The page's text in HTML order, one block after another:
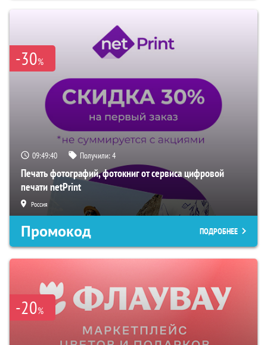
-30%
09:49:39 Получили:4
Печать фотографий, фотокниг от сервиса цифровой
печати netPrint
Россия
Промокод ПОДРОБНЕЕ
-20%